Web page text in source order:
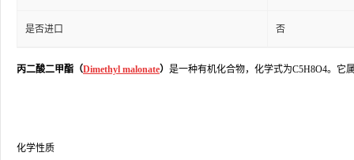
是否进口 否
丙二酸二甲酯（Dimethyl malonate） 是一种有机化合物，化学式为C5H8O4。它
化学性质